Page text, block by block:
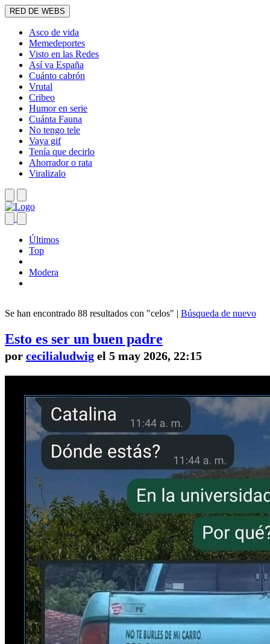
RED DE WEBS
Asco de vida
Memedeportes
Visto en las Redes
Así va España
Cuánto cabrón
Vrutal
Cribeo
Humor en serie
Cuánta Fauna
No tengo tele
Vaya gif
Tenía que decirlo
Ahorrador o rata
Viralizalo
Últimos
Top
Modera
Se han encontrado 88 resultados con "celos" | Búsqueda de nuevo
Esto es ser un buen padre
por cecilialudwig el 5 may 2026, 22:15